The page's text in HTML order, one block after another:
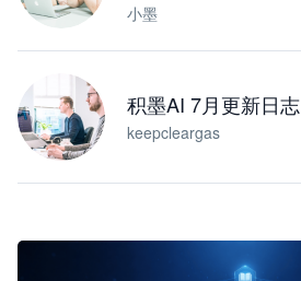
小墨
积墨AI 7月更新日志
keepcleargas